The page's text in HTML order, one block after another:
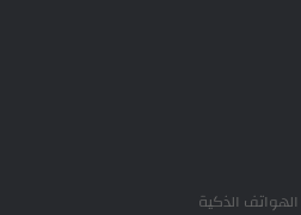
الهواتف الذكية